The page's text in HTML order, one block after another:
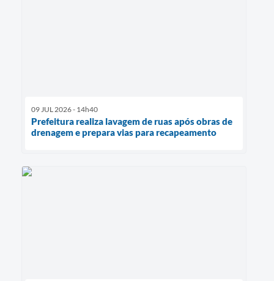
09 JUL 2026 - 14h40
Prefeitura realiza lavagem de ruas após obras de
drenagem e prepara vias para recapeamento